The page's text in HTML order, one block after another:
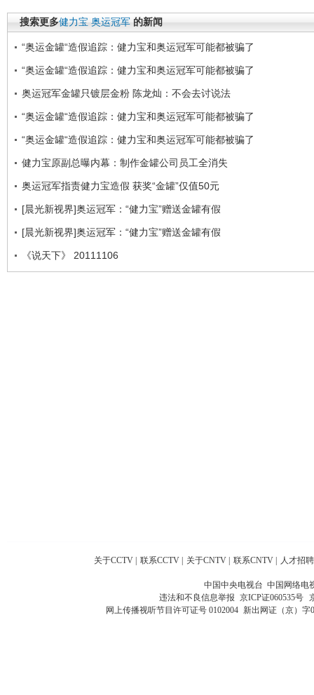
搜索更多健力宝 奥运冠军 的新闻
“奥运金罐“造假追踪：健力宝和奥运冠军可能都被骗了
“奥运金罐“造假追踪：健力宝和奥运冠军可能都被骗了
奥运冠军金罐只镀层金粉 陈龙灿：不会去讨说法
“奥运金罐“造假追踪：健力宝和奥运冠军可能都被骗了
“奥运金罐“造假追踪：健力宝和奥运冠军可能都被骗了
健力宝原副总曝内幕：制作金罐公司员工全消失
奥运冠军指责健力宝造假 获奖“金罐”仅值50元
[晨光新视界]奥运冠军：“健力宝”赠送金罐有假
[晨光新视界]奥运冠军：“健力宝”赠送金罐有假
《说天下》 20111106
关于CCTV 联系CCTV 关于CNTV 联系CNTV 人才招聘
中国中央电视台 中国网络电
违法和不良信息举报 京ICP证060535号
网上传播视听节目许可证号 0102004 新出网证（京）